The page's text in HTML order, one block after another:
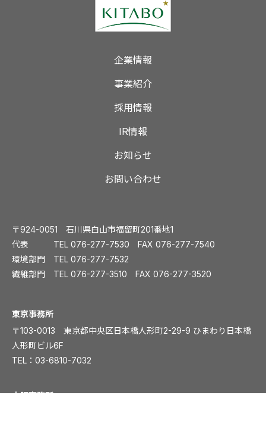
企業情報
事業紹介
採用情報
IR情報
お知らせ
お問い合わせ
〒924-0051 石川県白山市福留町201番地1
代表 TEL 076-277-7530 FAX 076-277-7540
環境部門 TEL 076-277-7532
繊維部門 TEL 076-277-3510 FAX 076-277-3520
️東京事務所
〒103-0013 東京都中央区日本橋人形町2-29-9 ひまわり日本橋
人形町ビル6F
TEL： 03-6810-7032
大阪事務所